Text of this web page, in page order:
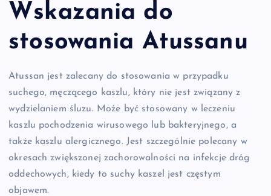
Wskazania do
stosowania Atussanu
Atussan jest zalecany do stosowania w przypadku
suchego, męczącego kaszlu, który nie jest związany z
wydzielaniem śluzu. Może być stosowany w leczeniu
kaszlu pochodzenia wirusowego lub bakteryjnego, a
także kaszlu alergicznego. Jest szczególnie polecany w
okresach zwiększonej zachorowalności na infekcje dróg
oddechowych, kiedy to suchy kaszel jest częstym
objawem.